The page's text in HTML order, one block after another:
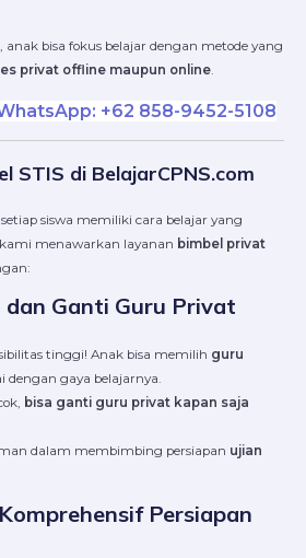
anak bisa fokus belajar dengan metode yang
les privat offline maupun online.
+62 858-9452-5108
STIS di BelajarCPNS.com
siswa memiliki cara belajar yang
menawarkan layanan bimbel privat
dan Ganti Guru Privat
tinggi! Anak bisa memilih guru
dengan gaya belajarnya.
bisa ganti guru privat kapan saja
dalam membimbing persiapan ujian
Persiapan